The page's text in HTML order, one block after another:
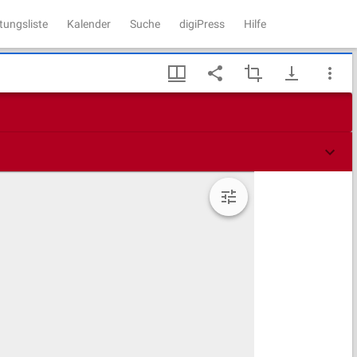
Kalender Suche digiPress Hilfe